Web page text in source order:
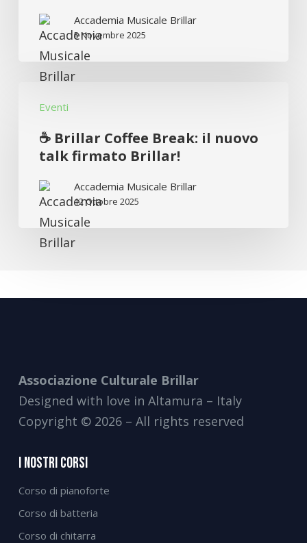
Ernesto
Marciante
concerto
Altamura
Accademia Musicale Brillar
5 Novembre 2025
Eventi
Brillar
Coffee
Break:
nuovo
firmato
☕ Brillar Coffee Break: il nuovo
talk firmato Brillar!
Accademia Musicale Brillar
12 Ottobre 2025
Associazione Culturale Brillar
Designed with love in Altamura – Italy
Copyright © 2026 – All rights reserved
I Nostri Corsi
Corso di pianoforte
Corso di batteria
Corso di chitarra